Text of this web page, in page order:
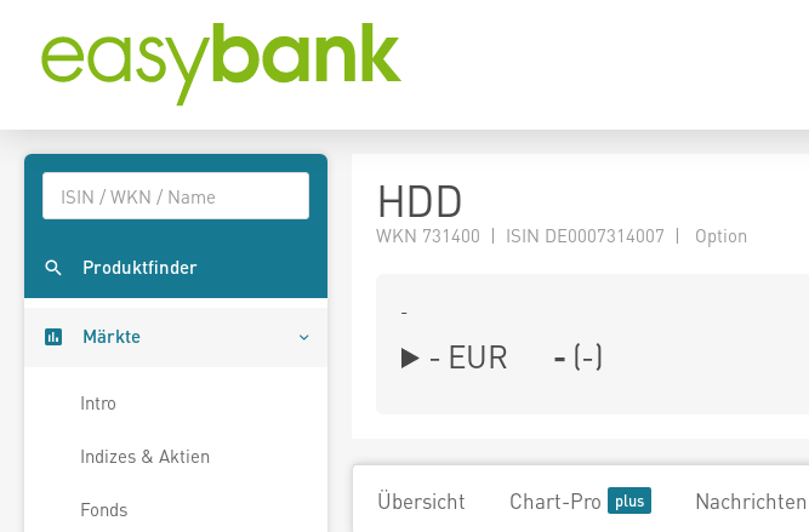
Produktfinder
Märkte
Intro
Indizes & Aktien
Fonds
HDD
WKN 731400 | ISIN DE0007314007 | Option
-
- EUR - (-)
Übersicht Chart-Pro Nachrichten